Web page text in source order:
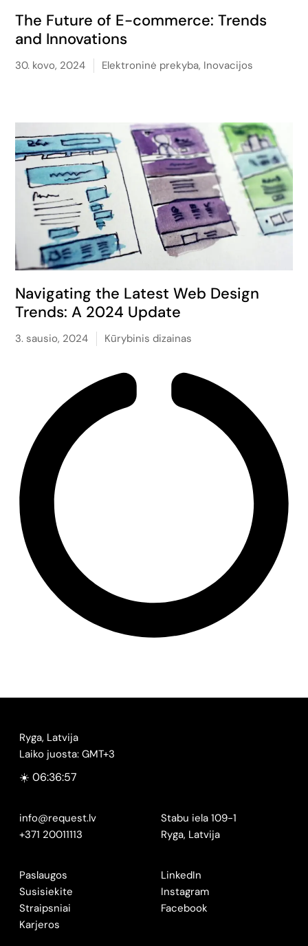
The Future of E-commerce: Trends
and Innovations
30. kovo, 2024 Elektroninė prekyba, Inovacijos
Navigating the Latest Web Design
Trends: A 2024 Update
3. sausio, 2024 Kūrybinis dizainas
Ryga, Latvija
Laiko juosta: GMT+3
☀️ 06:36:57
info@request.lv
+371 20011113
Stabu iela 109-1
Ryga, Latvija
Paslaugos
Susisiekite
Straipsniai
Karjeros
LinkedIn
Instagram
Facebook